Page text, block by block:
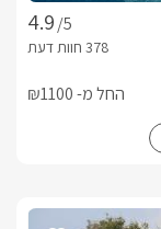
/5
החל מ- ₪1100